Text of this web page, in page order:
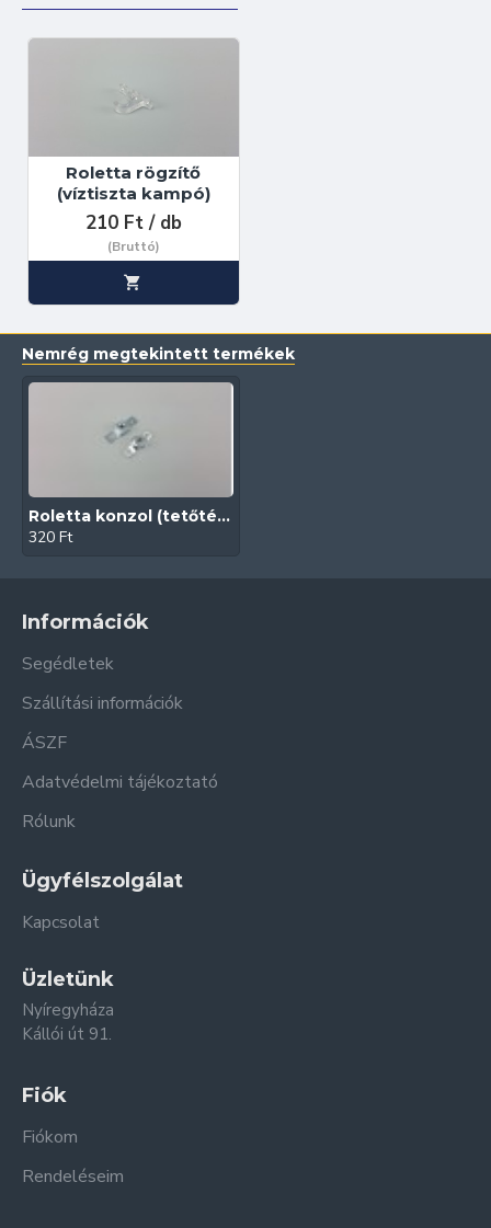
Roletta rögzítő
(víztiszta kampó)
210 Ft / db
(Bruttó)
Nemrég megtekintett termékek
Roletta konzol (tetőtéri/fém/25mm)
320 Ft
Információk
Segédletek
Szállítási információk
ÁSZF
Adatvédelmi tájékoztató
Rólunk
Ügyfélszolgálat
Kapcsolat
Üzletünk
Nyíregyháza
Kállói út 91.
Fiók
Fiókom
Rendeléseim